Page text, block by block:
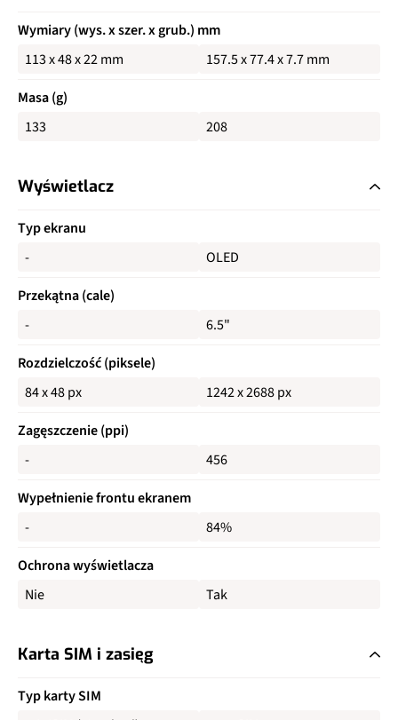
Wymiary (wys. x szer. x grub.) mm
113 x 48 x 22 mm
157.5 x 77.4 x 7.7 mm
Masa (g)
133
208
Wyświetlacz
Typ ekranu
-
OLED
Przekątna (cale)
-
6.5"
Rozdzielczość (piksele)
84 x 48 px
1242 x 2688 px
Zagęszczenie (ppi)
-
456
Wypełnienie frontu ekranem
-
84%
Ochrona wyświetlacza
Nie
Tak
Karta SIM i zasięg
Typ karty SIM